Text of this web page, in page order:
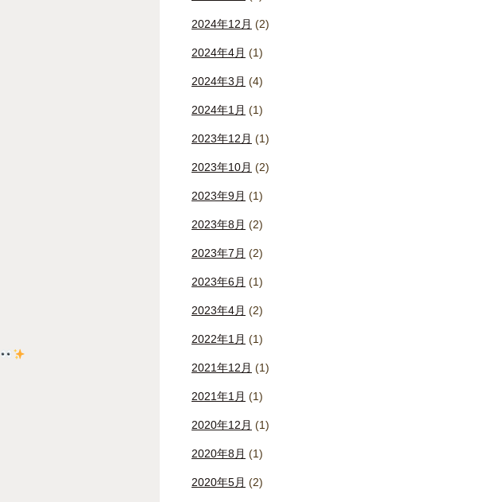
2024年12月 (2)
2024年4月 (1)
2024年3月 (4)
2024年1月 (1)
2023年12月 (1)
2023年10月 (2)
2023年9月 (1)
2023年8月 (2)
2023年7月 (2)
2023年6月 (1)
2023年4月 (2)
2022年1月 (1)
2021年12月 (1)
2021年1月 (1)
2020年12月 (1)
2020年8月 (1)
2020年5月 (2)